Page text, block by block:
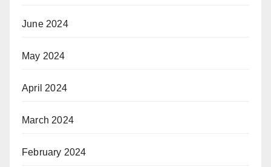
June 2024
May 2024
April 2024
March 2024
February 2024